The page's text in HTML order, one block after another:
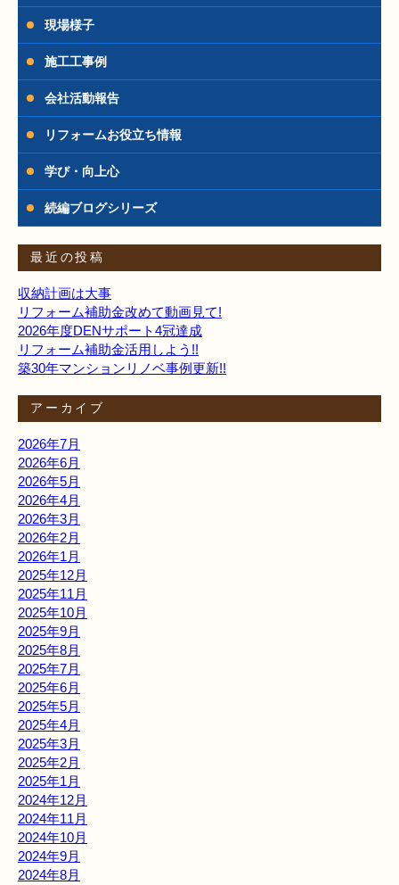
現場様子
施工工事例
会社活動報告
リフォームお役立ち情報
学び・向上心
続編ブログシリーズ
最近の投稿
収納計画は大事
リフォーム補助金改めて動画見て!
2026年度DENサポート4冠達成
リフォーム補助金活用しよう!!
築30年マンションリノベ事例更新!!
アーカイブ
2026年7月
2026年6月
2026年5月
2026年4月
2026年3月
2026年2月
2026年1月
2025年12月
2025年11月
2025年10月
2025年9月
2025年8月
2025年7月
2025年6月
2025年5月
2025年4月
2025年3月
2025年2月
2025年1月
2024年12月
2024年11月
2024年10月
2024年9月
2024年8月